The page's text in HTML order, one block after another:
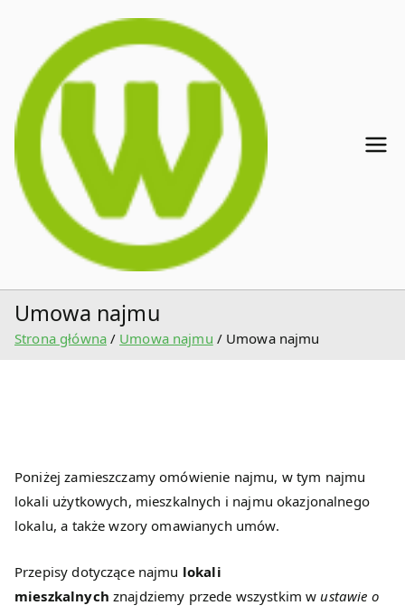
Wzory
pism –
y,
pozwy
,
Umowa najmu
Strona główna Umowa najmu Umowa najmu
Poniżej zamieszczamy omówienie najmu, w tym najmu
lokali użytkowych, mieszkalnych i najmu okazjonalnego
lokalu, a także wzory omawianych umów.
Przepisy dotyczące najmu lokali
mieszkalnych znajdziemy przede wszystkim wustawie o